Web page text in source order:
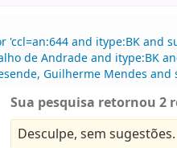
'ccl=an:644 and itype:BK and
de Andrade and itype:BK
Guilherme Mendes
Sua pesquisa retornou 2
Desculpe, sem sugestões.